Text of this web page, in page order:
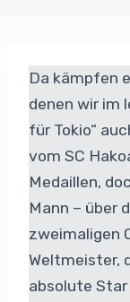
Da kämpfen
denen wir im
für Tokio“
vom SC
Medaillen,
Mann – über
zweimaligen
Weltmeister,
absolute